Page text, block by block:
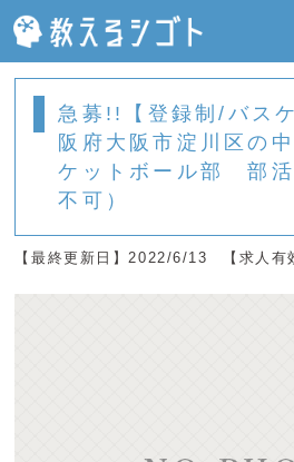
急募!!【登録制/バス
阪府大阪市淀川区の
ケットボール部 部活
不可）
【最終更新日】2022/6/13 【求人